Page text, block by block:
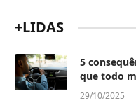
+LIDAS
5
que todo
29/10/2025